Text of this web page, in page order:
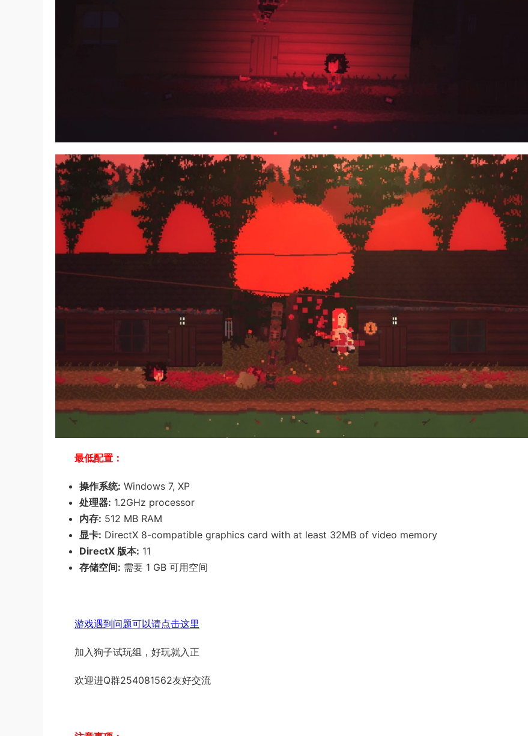
最低配置：
操作系统: Windows 7, XP
处理器: 1.2GHz processor
内存: 512 MB RAM
显卡: DirectX 8-compatible graphics card with at least 32MB of video memory
DirectX 版本: 11
存储空间: 需要 1 GB 可用空间
游戏遇到问题可以请点击这里
加入狗子试玩组，好玩就入正
欢迎进Q群254081562友好交流